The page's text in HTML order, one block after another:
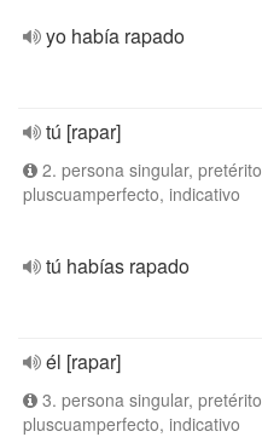
yo había rapado
tú [rapar]
2. persona singular, pretérito
pluscuamperfecto, indicativo
tú habías rapado
él [rapar]
3. persona singular, pretérito
pluscuamperfecto, indicativo